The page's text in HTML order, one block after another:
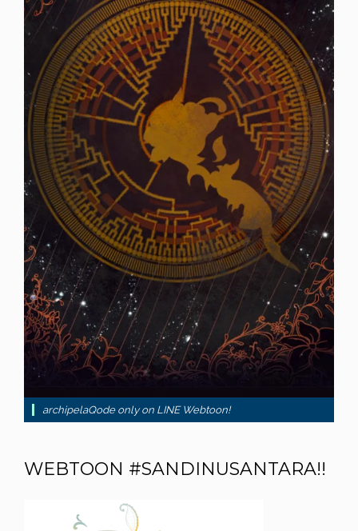
archipelaQode only on LINE Webtoon!
WEBTOON #SANDINUSANTARA!!